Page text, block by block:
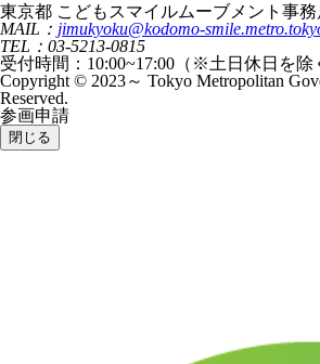
東京都 こどもスマイルムーブメント事務
MAIL： jimukyoku@kodomo-
TEL：03-5213-0815
受付時間：10:00~17:00（※土日休日を除
Copyright © 2023～ Tokyo Metropolitan
Reserved.
参画申請
閉じる